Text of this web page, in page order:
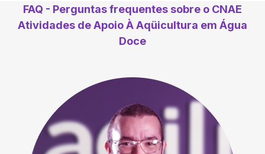
FAQ - Perguntas frequentes sobre o CNAE
Atividades de Apoio À Aqüicultura em Água
Doce